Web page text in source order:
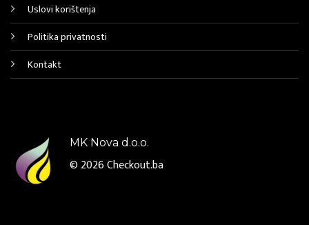
Uslovi korištenja
Politika privatnosti
Kontakt
MK Nova d.o.o.
© 2026Checkout.ba